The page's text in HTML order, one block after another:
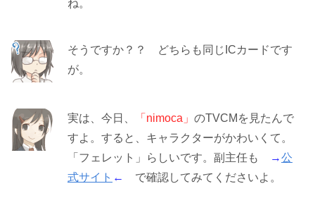
ね。
そうですか？？ どちらも同じICカードです
が。
実は、今日、 「nimoca」 のTVCMを見たんで
すよ。すると、キャラクターがかわいくて。
「フェレット」らしいです。副主任も
→公
式サイト ← で確認してみてくださいよ。